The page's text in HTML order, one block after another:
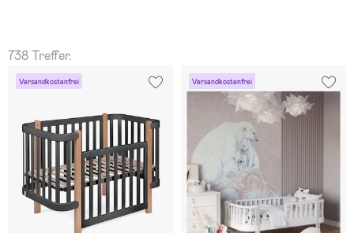
738 Treffer.
Versandkostenfrei Versandkostenfrei